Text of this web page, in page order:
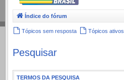
Índice do fórum
Tópicos sem resposta Tópicos ativos
Pesquisar
TERMOS DA PESQUISA